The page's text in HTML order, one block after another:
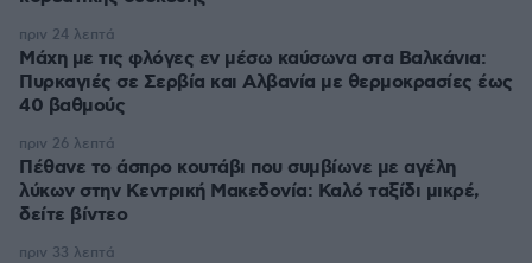
Μάχη με τις φλόγες εν μέσω καύσωνα στα Βαλκάνια:
Πυρκαγιές σε Σερβία και Αλβανία με θερμοκρασίες έως
40 βαθμούς
πριν 24 λεπτά
Πέθανε το άσπρο κουτάβι που συμβίωνε με αγέλη
λύκων στην Κεντρική Μακεδονία: Καλό ταξίδι μικρέ,
δείτε βίντεο
πριν 26 λεπτά
πριν 33 λεπτά